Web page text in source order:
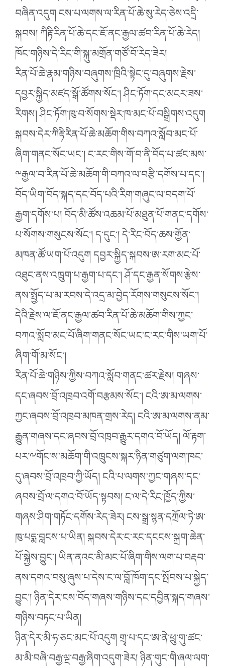
བཞིན་འདུག ངས་པ་ལགས་ལ་རིན་པོ་ཆེ་སུ་རེད་ཅེས་འདྲི་
སྐབས། ཀིརྟི་རིན་པོ་ཆེ་དང་ཇོ་ནང་རྒྱལ་ཚབ་རིན་པོ་ཆེ་རེད།
ཁོང་གཉིས་དེ་རིང་གི་སྐུ་མགྲོན་གཙོ་བོ་རེད་ཟེར།
རིན་པོ་ཆེ་རྣམ་གཉིས་བཞུགས་ཁྲིའི་སྟེང་དུ་བཞུགས་རྗེས་
དབྱར་སྐྱིད་མཛད་སྒོ་ཚོགས་སོང་། ཤིང་ཏོག་དང་མངར་ཟས་
རིགས། ཤིང་ཏོག་ཁུ་བ་སོགས་སྡེར་ཁ་མང་པོ་བསྒྲིགས་འདུག
སྐབས་དེར་ཀིརྟི་རིན་པོ་ཆེ་མཆོག་གིས་བཀའ་སློབ་མང་པོ་
ཞིག་གནང་སོང་ཡང་། ང་རང་གིས་གོ་བ་ནི་བོད་པ་ཚང་མས་
༸རྒྱལ་བ་རིན་པོ་ཆེ་མཆོག་གི་བཀའ་ལ་བརྩི་དགོས་པ་དང་།
བོད་ཡིག་བོད་སྐད་དང་བོད་པའི་རིག་གཞུང་ལ་བདག་པོ་
རྒྱག་དགོས་པ། བོད་མི་ཚོས་འཆམ་པོ་མཐུན་པོ་གནང་དགོས་
པ་སོགས་གསུངས་སོང་། ད་དུང་། དེ་རིང་བོད་ཆས་གྱོན་
མཁན་ཚོ་ཡག་པོ་འདུག དབྱར་སྐྱིད་སྐབས་ཨ་རག་མང་པོ་
འཐུང་ནས་འཁྲུག་པ་རྒྱག་པ་དང་། ཤོ་དང་རྒྱན་སོགས་རྩེས་
ནས་སྤྱོད་པ་མ་རབས་དེ་འདྲ་མ་བྱེད་རོགས་གསུངས་སོང་།
དེའི་རྗེས་ལ་ཇོ་ནང་རྒྱལ་ཚབ་རིན་པོ་ཆེ་མཆོག་གིས་ཀྱང་
བཀའ་སློབ་མང་པོ་ཞིག་གནང་སོང་ཡང་ང་རང་གིས་ཡག་པོ་
ཞིག་གོ་མ་སོང་།
རིན་པོ་ཆེ་གཉིས་ཀྱིས་བཀའ་སློབ་གནང་ཚར་རྗེས། གཞས་
དང་ཞབས་བྲོ་འཁྲབ་འགོ་བརྩམས་སོང་། ངའི་ཨ་མ་ལགས་
ཀྱང་ཞབས་བྲོ་འཁྲབ་མཁན་གྲས་རེད། ངའི་ཨ་མ་ལགས་ནམ་
རྒྱུན་གཞས་དང་ཞབས་བྲོ་འཁྲབ་རྒྱུར་དགའ་བོ་ཡོད། ལོ་རྟག་
པར་༸གོང་ས་མཆོག་གི་འཁྲུངས་སྐར་ཉིན་གཙུག་ལག་ཁང་
དུ་ཞབས་བྲོ་འཁྲབ་ཀྱི་ཡོད། ངའི་པ་ལགས་ཀྱང་གཞས་དང་
ཞབས་བྲོ་ལ་དགའ་བོ་ཡོད་སྟབས། ང་ལ་དེ་རིང་ཁྱོད་ཀྱིས་
གཞས་ཤིག་གཏོང་དགོས་རེད་ཟེར། ངས་སྒྲ་སྙན་དཀྲོལ་ཏེ་ཨ་
ཁུ་པདྨ་བླངས་པ་ཡིན། སྐབས་དེར་ང་རང་དངངས་སྐྲག་ཆེན་
པོ་སྐྱེས་བྱུང་། ཡིན་ནའང་མི་མང་པོ་ཞིག་གིས་ལག་པ་བརྡབ་
ནས་དགའ་བསུ་ཞུས་པ་དེས་ང་ལ་བློ་ཁོག་དང་སྤོབས་པ་སྐྱེད་
བྱུང་། ཉིན་དེར་ངས་བོད་གཞས་གཉིས་དང་དབྱིན་སྐད་གཞས་
གཉིས་བཏང་པ་ཡིན།
ཉིན་དེར་མི་ཧ་ཅང་མང་པོ་འདུག གྲྭ་པ་དང་ཨ་ནེ་ཕྲུ་གུ་ཚང་
མ་མི་བཞི་བརྒྱ་ལྔ་བརྒྱ་ཞིག་འདུག་ཟེར། ཉིན་གུང་གི་ཞལ་ལག་